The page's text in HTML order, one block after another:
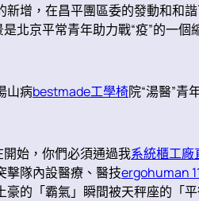
增，在昌平團區委的發動和和
北京平常青年助力戰“疫”的一個
山病bestmade工學椅院“湯醫”青
始，你們必須通過我系統櫃工廠
擊隊內設醫療、醫技ergohuman
的「霸氣」瞬間被天秤座的「